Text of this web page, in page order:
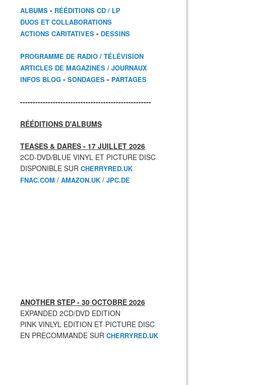
ALBUMS - RÉÉDITIONS CD / LP
DUOS ET COLLABORATIONS
ACTIONS CARITATIVES - DESSINS
PROGRAMME DE RADIO / TÉLÉVISION
ARTICLES DE MAGAZINES / JOURNAUX
INFOS BLOG - SONDAGES - PARTAGES
----------------------------------------------------
RÉÉDITIONS D'ALBUMS
TEASES & DARES - 17 JUILLET 2026
2CD-DVD/BLUE VINYL ET PICTURE DISC
DISPONIBLE SUR CHERRYRED.UK
FNAC.COM / AMAZON.UK / JPC.DE
ANOTHER STEP - 30 OCTOBRE 2026
EXPANDED 2CD/DVD EDITION
PINK VINLYL EDITION ET PICTURE DISC
EN PRECOMMANDE SUR CHERRYRED.UK